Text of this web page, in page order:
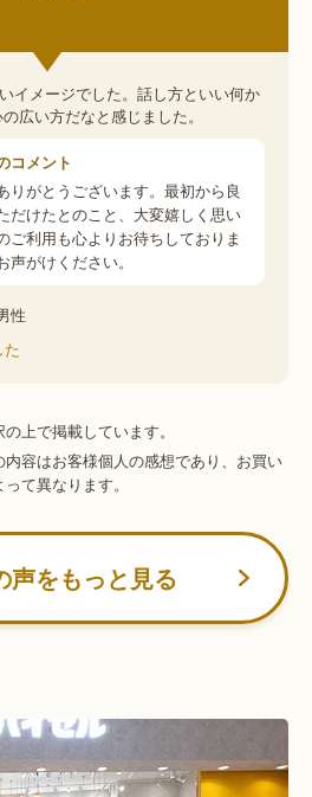
イメージでした。話し方といい何か
広い方だなと感じました。
コメント
りがとうございます。最初から良
だけたとのこと、大変嬉しく思い
ご利用も心よりお待ちしておりま
がけください。
性
上で掲載しています。
内容はお客様個人の感想であり、お買い
て異なります。
声をもっと見る